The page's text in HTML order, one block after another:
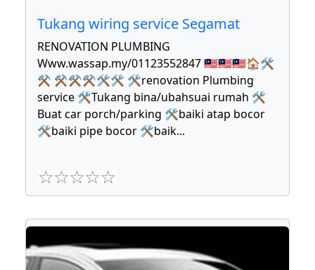
Tukang wiring service Segamat
RENOVATION PLUMBING
Www.wassap.my/01123552847 🇲🇾🇲🇾🇲🇾🏠🛠
⚒ ⚒⚒⚒🛠🛠 🛠renovation Plumbing
service 🛠Tukang bina/ubahsuai rumah 🛠
Buat car porch/parking 🛠baiki atap bocor
🛠baiki pipe bocor 🛠baik...